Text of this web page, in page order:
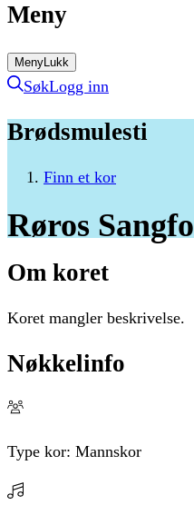
Meny
MenyLukk
SøkLogg inn
Brødsmulesti
Finn et kor
Røros
Om koret
Koret mangler beskrivelse.
Nøkkelinfo
Type kor: Mannskor